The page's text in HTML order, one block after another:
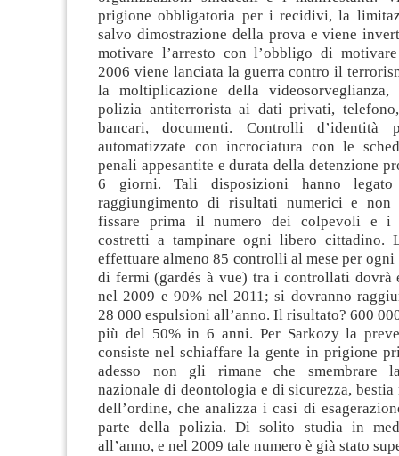
prigione obbligatoria per i recidivi, la
salvo dimostrazione della prova e viene
motivare l’arresto con l’obbligo di
2006 viene lanciata la guerra contro il
la moltiplicazione della videosorveglianza,
polizia antiterrorista ai dati privati,
bancari, documenti. Controlli d’identità
automatizzate con incrociatura con le
penali appesantite e durata della detenzione
6 giorni. Tali disposizioni hanno
raggiungimento di risultati numerici e non
fissare prima il numero dei colpevoli e i
costretti a tampinare ogni libero cittadino.
effettuare almeno 85 controlli al mese per
di fermi (gardés à vue) tra i controllati dovrà
nel 2009 e 90% nel 2011; si dovranno
28 000 espulsioni all’anno. Il risultato? 600
più del 50% in 6 anni. Per Sarkozy la
consiste nel schiaffare la gente in prigione
adesso non gli rimane che smembrare
nazionale di deontologia e di sicurezza,
dell’ordine, che analizza i casi di
parte della polizia. Di solito studia in
all’anno, e nel 2009 tale numero è già stato